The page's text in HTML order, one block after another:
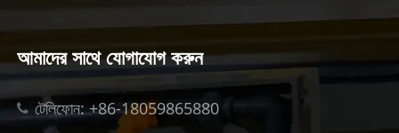
আমাদের সাথে যোগাযোগ করুন
টেলিফোন: +86-18059865880